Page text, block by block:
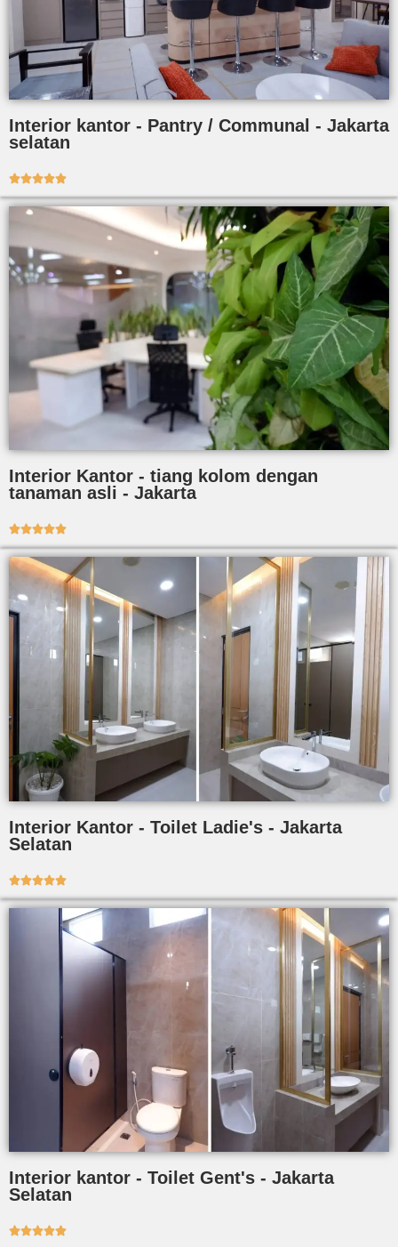
Interior kantor - Pantry / Communal - Jakarta
selatan

Interior Kantor - tiang kolom dengan
tanaman asli - Jakarta

Interior Kantor - Toilet Ladie's - Jakarta
Selatan

Interior kantor - Toilet Gent's - Jakarta
Selatan
